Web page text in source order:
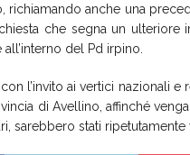
richiamando anche una
che segna un
del Pd irpino.
l’invito ai vertici nazionali
di Avellino, affinché
sarebbero stati ripetutamente